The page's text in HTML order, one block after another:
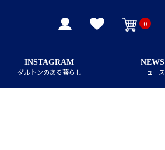
0
INSTAGRAM
ダルトンのある暮らし
NEWS
ニュース